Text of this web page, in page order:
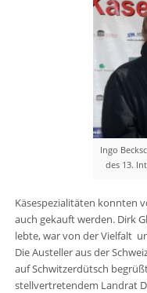
Ingo
des 13.
Käsespezialitäten konnten
auch gekauft werden. Dirk
lebte, war von der Vielfalt
Die Austeller aus der
auf Schwitzerdütsch
stellvertretendem Landrat